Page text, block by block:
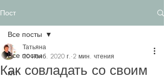
Пост
Все посты
кпт
Все посты
Как совладать со своим
Татьяна
20 нояб. 2020 г. 2 мин. чтения